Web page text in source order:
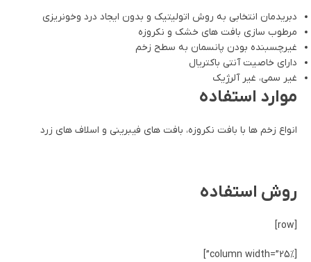
دبریدمان انتخابی به روش اتولیتیک و بدون ایجاد درد وخونریزی
مرطوب سازی بافت های خشک و نکروزه
غیرچسبنده بودن پانسمان به سطح زخم
دارای خاصیت آنتی باکتریال
غیر سمی، غیر آلرژیک
موارد استفاده
انواع زخم ها با بافت نکروزه، بافت های فیبرینی و اسلاف های زرد
روش استفاده
[row]
[column width=”25%”]